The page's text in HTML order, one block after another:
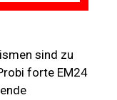
sind zu
forte EM24